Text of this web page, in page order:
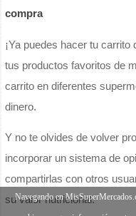
compra
¡Ya puedes hacer tu
tus productos favoritos de
carrito en diferentes
dinero.
Y no te olvides de volver
incorporar un sistema de
compartirlas con otros
su valor nutricional.
Navegando en